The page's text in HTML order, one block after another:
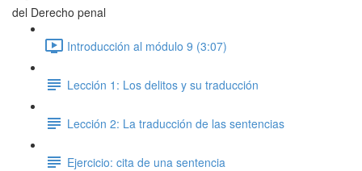
del Derecho penal
Introducción al módulo 9 (3:07)
Lección 1: Los delitos y su traducción
Lección 2: La traducción de las sentencias
Ejercicio: cita de una sentencia